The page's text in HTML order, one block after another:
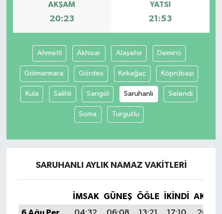
AKŞAM
20:23
YATSI
21:53
Ahmetli Akhisar Alaşehir Demirci
Gölmarmara Gördes Kırkağaç Köprübaşı
Kula Salihli Sarıgöl Saruhanlı Selendi
Soma Turgutlu
SARUHANLI AYLIK NAMAZ VAKITLERI
İMSAK GÜNEŞ ÖĞLE İKINDI